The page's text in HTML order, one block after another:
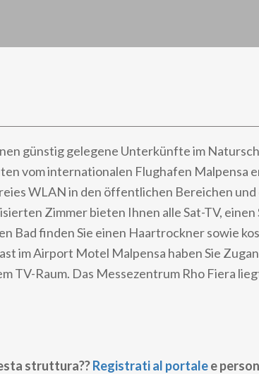
günstig gelegene Unterkünfte im
vom internationalen Flughafen Malpensa
WLAN in den öffentlichen Bereichen und
Zimmer bieten Ihnen alle Sat-TV,
Bad finden Sie einen Haartrockner sowie
im Airport Motel Malpensa haben Sie
TV-Raum. Das Messezentrum Rho Fiera
struttura??Registrati al portalee